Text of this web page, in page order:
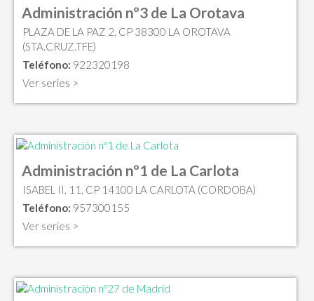
Administración nº3 de La Orotava
PLAZA DE LA PAZ 2, CP 38300 LA OROTAVA
(STA.CRUZ.TFE)
Teléfono: 922320198
Ver series >
Administración nº1 de La Carlota
ISABEL II, 11, CP 14100 LA CARLOTA (CORDOBA)
Teléfono: 957300155
Ver series >